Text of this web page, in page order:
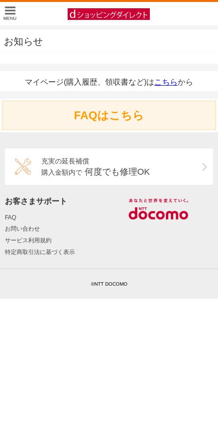
お知らせ
マイページ(購入履歴、領収書など)はこちらから
FAQはこちら
充実の延長補償
購入金額内で 何度でも修理OK
お客さまサポート
FAQ
お問い合わせ
サービス利用規約
特定商取引法に基づく表示
©NTT DOCOMO